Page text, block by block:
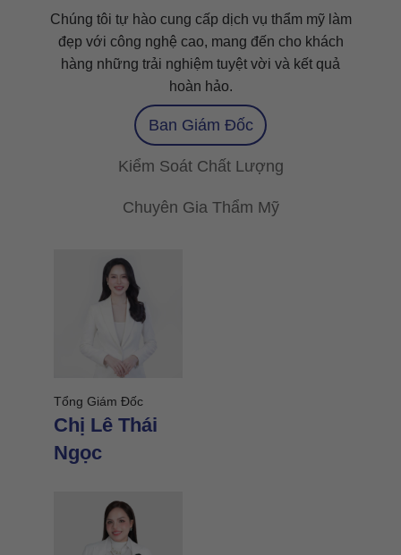
Chúng tôi tự hào cung cấp dịch vụ thẩm mỹ làm
đẹp với công nghệ cao, mang đến cho khách
hàng những trải nghiệm tuyệt vời và kết quả
hoàn hảo.
Ban Giám Đốc
Kiểm Soát Chất Lượng
Chuyên Gia Thẩm Mỹ
Tổng Giám Đốc
Chị Lê Thái
Ngọc